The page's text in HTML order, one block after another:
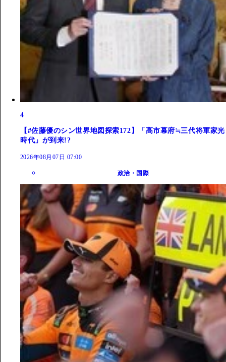
4
【#佐藤優のシン世界地図探索172】「高市幕府≒三代将軍家光
時代」が到来!?
2026年08月07日 07:00
政治・国際